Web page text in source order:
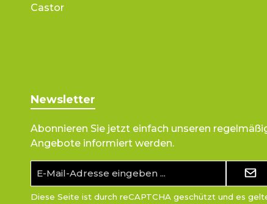
Castor
Newsletter
Abonnieren Sie jetzt einfach unseren
Angebote informiert werden.
Mail-
Adresse*
Diese Seite ist durch reCAPTCHA geschützt und es